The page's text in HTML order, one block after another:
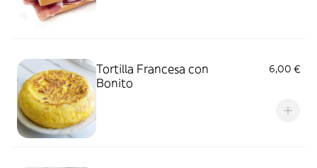
Tortilla Francesa con
Bonito
6,00 €